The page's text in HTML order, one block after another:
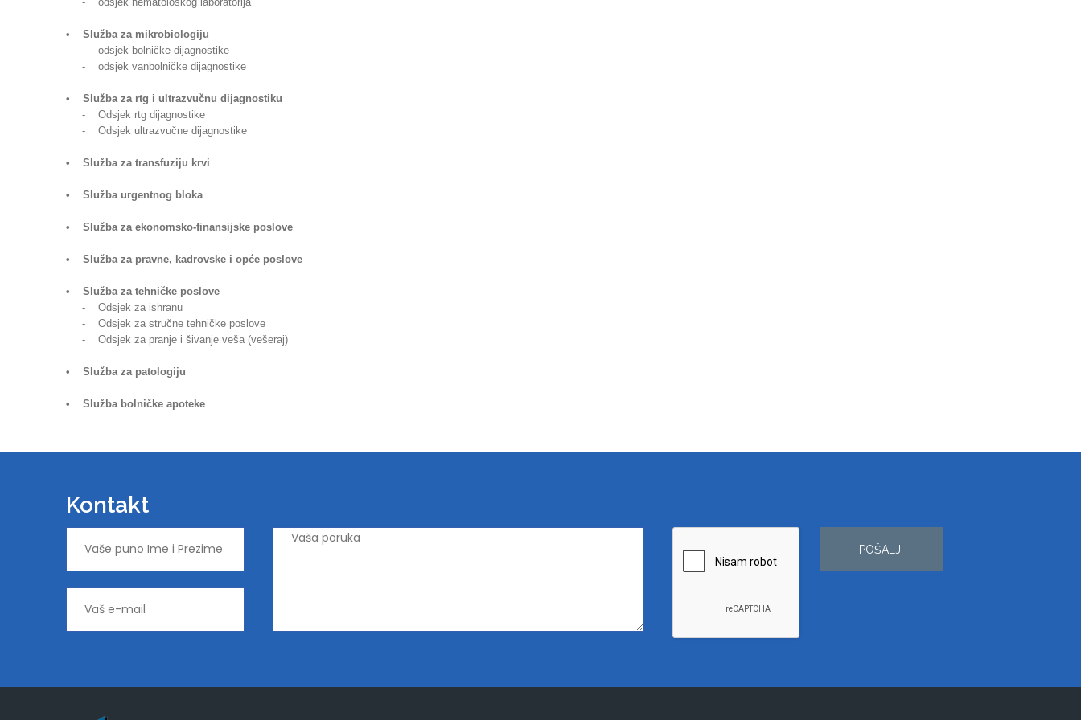
• Služba za mikrobiologiju
- odsjek bolničke dijagnostike
- odsjek vanbolničke dijagnostike
• Služba za rtg i ultrazvučnu dijagnostiku
- Odsjek rtg dijagnostike
- Odsjek ultrazvučne dijagnostike
• Služba za transfuziju krvi
• Služba urgentnog bloka
• Služba za ekonomsko-finansijske poslove
• Služba za pravne, kadrovske i opće poslove
• Služba za tehničke poslove
- Odsjek za ishranu
- Odsjek za stručne tehničke poslove
- Odsjek za pranje i šivanje veša (vešeraj)
• Služba za patologiju
• Služba bolničke apoteke
Kontakt
POŠALJI